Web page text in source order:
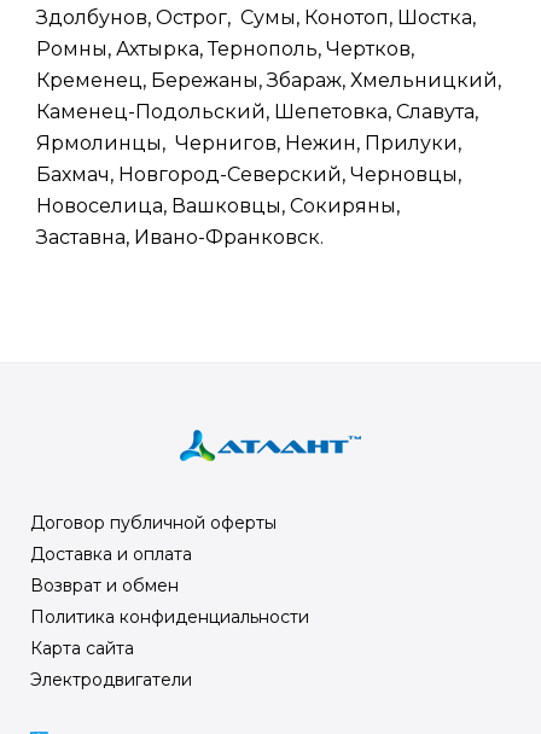
Здолбунов, Острог, Сумы, Конотоп, Шостка,
Ромны, Ахтырка, Тернополь, Чертков,
Кременец, Бережаны, Збараж, Хмельницкий,
Каменец-Подольский, Шепетовка, Славута,
Ярмолинцы, Чернигов, Нежин, Прилуки,
Бахмач, Новгород-Северский, Черновцы,
Новоселица, Вашковцы, Сокиряны,
Заставна, Ивано-Франковск.
Договор публичной оферты
Доставка и оплата
Возврат и обмен
Политика конфиденциальности
Карта сайта
Электродвигатели